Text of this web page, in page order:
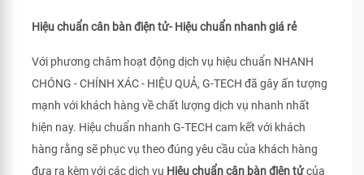
Hiệu chuẩn cân bàn điện tử- Hiệu chuẩn nhanh giá rẻ
Với phương châm hoạt động dịch vụ hiệu chuẩn NHANH
CHÓNG - CHÍNH XÁC - HIỆU QUẢ, G-TECH đã gây ấn tượng
mạnh với khách hàng về chất lượng dịch vụ nhanh nhất
hiện nay. Hiệu chuẩn nhanh G-TECH cam kết với khách
hàng rằng sẽ phục vụ theo đúng yêu cầu của khách hàng
đưa ra kèm với các dịch vụ Hiệu chuẩn cân bàn điện tửcủa